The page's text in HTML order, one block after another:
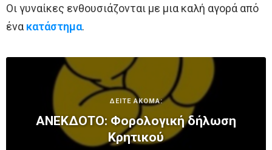
Οι γυναίκες ενθουσιάζονται με μια καλή αγορά από
ένακατάστημα.
ΔΕΙΤΕ ΑΚΟΜΑ:
ΑΝΕΚΔΟΤΟ: Φορολογική δήλωση
Κρητικού